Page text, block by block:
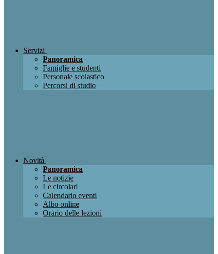
Servizi
Panoramica
Famiglie e studenti
Personale scolastico
Percorsi di studio
Novità
Panoramica
Le notizie
Le circolari
Calendario eventi
Albo online
Orario delle lezioni